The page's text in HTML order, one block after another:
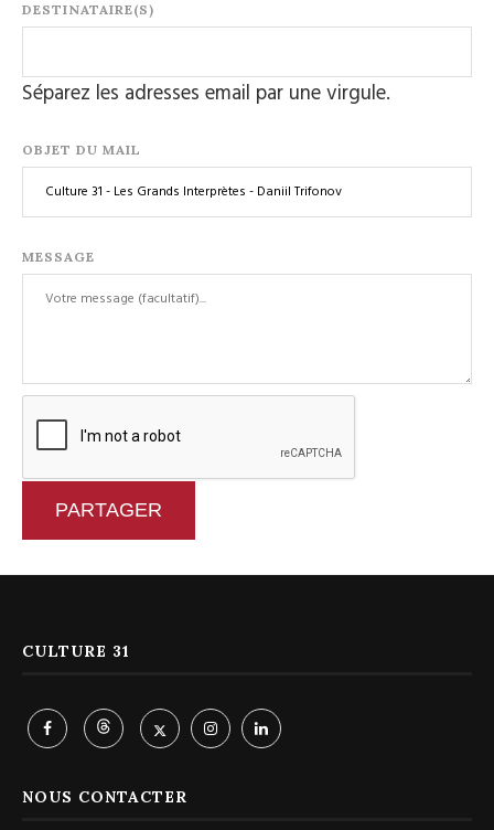
DESTINATAIRE(S)
Séparez les adresses email par une virgule.
OBJET DU MAIL
MESSAGE
PARTAGER
CULTURE 31
NOUS CONTACTER